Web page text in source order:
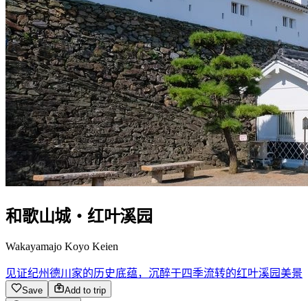
和歌山城・红叶溪园
Wakayamajo Koyo Keien
见证纪州德川家的历史底蕴，沉醉于四季流转的红叶溪园美景
Save
Add to trip